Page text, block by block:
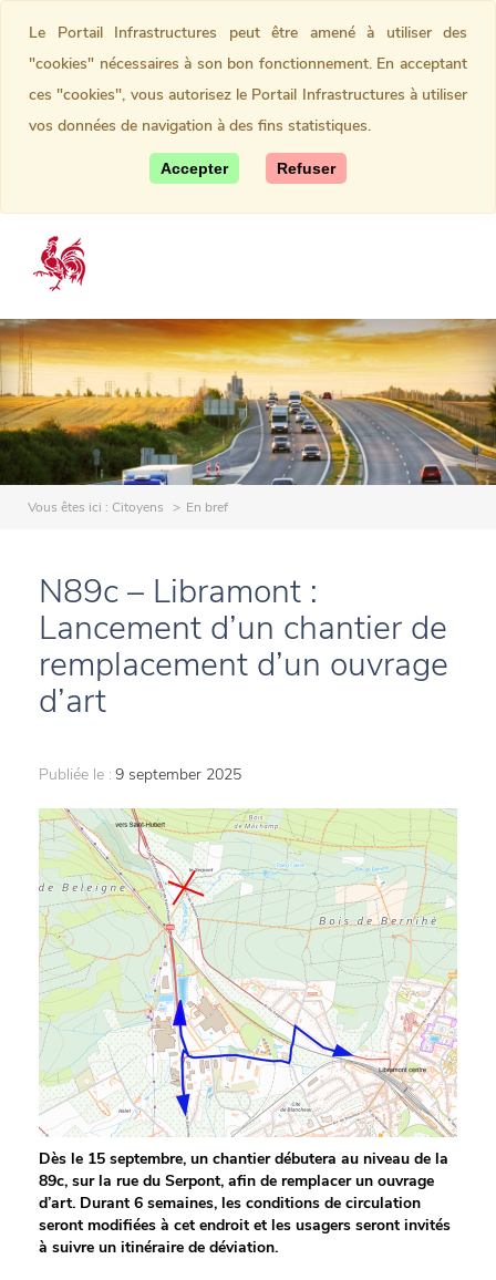
Vous êtes ici : Citoyens En bref
N89c – Libramont :
Lancement d’un chantier de
remplacement d’un ouvrage
d’art
Publiée le : 9 september 2025
Dès le 15 septembre, un chantier débutera au niveau de la
89c, sur la rue du Serpont, afin de remplacer un ouvrage
d’art. Durant 6 semaines, les conditions de circulation
seront modifiées à cet endroit et les usagers seront invités
à suivre un itinéraire de déviation.
Le Portail Infrastructures peut être amené à utiliser des
"cookies" nécessaires à son bon fonctionnement. En acceptant
ces "cookies", vous autorisez le Portail Infrastructures à utiliser
vos données de navigation à des fins statistiques.
Accepter Refuser